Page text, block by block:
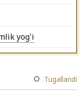
yog'i
Tugallandi